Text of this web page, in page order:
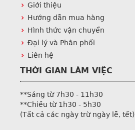
Giới thiệu
Hướng dẫn mua hàng
Hình thức vận chuyển
Đại lý và Phân phối
Liên hệ
THỜI GIAN LÀM VIỆC
**Sáng từ 7h30 - 11h30
**Chiều từ 1h30 - 5h30
(Tất cả các ngày trừ ngày lễ, tết)